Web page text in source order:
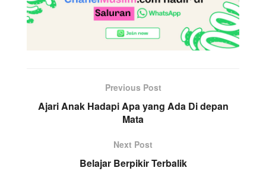
Previous Post
Ajari Anak Hadapi Apa yang Ada Di depan
Mata
Next Post
Belajar Berpikir Terbalik